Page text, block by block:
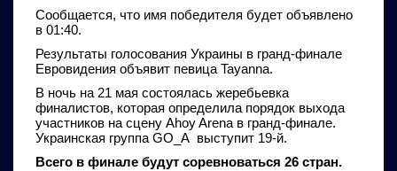
Сообщается, что имя победителя будет объявлено
в 01:40.
Результаты голосования Украины в гранд-финале
Евровидения объявит певица Tayanna.
В ночь на 21 мая состоялась жеребьевка
финалистов, которая определила порядок выхода
участников на сцену Ahoy Arena в гранд-финале.
Украинская группа GO_A выступит 19-й.
Всего в финале будут соревноваться 26 стран.